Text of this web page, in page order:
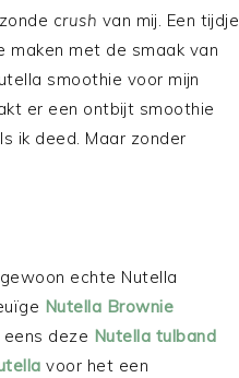
crush van mij. Een tijdje
maken met de smaak van
smoothie voor mijn
er een ontbijt smoothie
ik deed. Maar zonder
echte Nutella
Nutella Brownie
deze Nutella tulband
voor het een